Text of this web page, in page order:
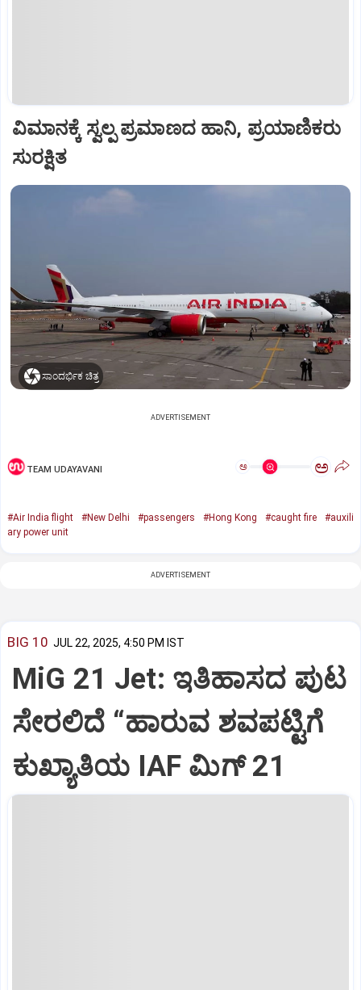
ವಿಮಾನಕ್ಕೆ ಸ್ವಲ್ಪ ಪ್ರಮಾಣದ ಹಾನಿ, ಪ್ರಯಾಣಿಕರು
ಸುರಕ್ಷಿತ
ಸಾಂದರ್ಭಿಕ ಚಿತ್ರ
ADVERTISEMENT
TEAM UDAYAVANI ಅ ಅ
#Air India flight #New Delhi #passengers #Hong Kong #caught fire
#auxili
ary power unit
ADVERTISEMENT
BIG 10 JUL 22, 2025, 4:50 PM IST
MiG 21 Jet: ಇತಿಹಾಸದ ಪುಟ
ಸೇರಲಿದೆ “ಹಾರುವ ಶವಪಟ್ಟಿಗೆ
ಕುಖ್ಯಾತಿಯ IAF ಮಿಗ್‌ 21